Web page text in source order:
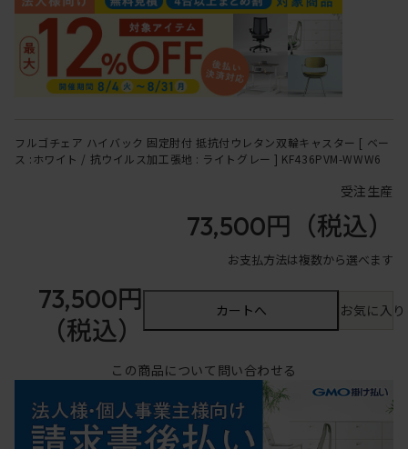
フルゴチェア ハイバック 固定肘付 抵抗付ウレタン双輪キャスター [ ベー
ス :ホワイト / 抗ウイルス加工張地 : ライトグレー ] KF436PVM-WWW6
受注生産
73,500円 （税込）
お支払方法は複数から選べます
73,500円
（税込）
カートへ お気に入
この商品について問い合わせる